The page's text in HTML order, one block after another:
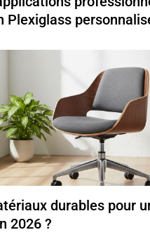
Plexiglass
durables pour
2026 ?